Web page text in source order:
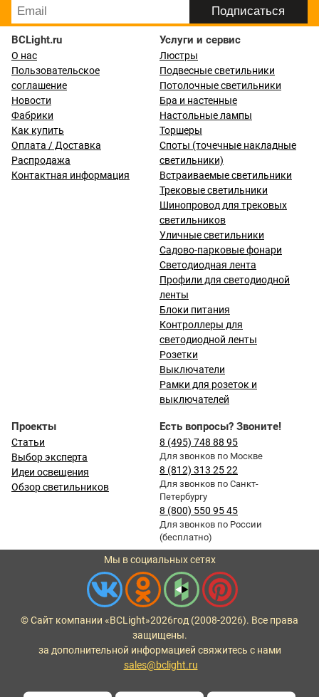
BCLight.ru
О нас
Пользовательское
соглашение
Новости
Фабрики
Как купить
Оплата / Доставка
Распродажа
Контактная информация
Услуги и сервис
Люстры
Подвесные светильники
Потолочные светильники
Бра и настенные
Настольные лампы
Торшеры
Споты (точечные накладные
светильники)
Встраиваемые светильники
Трековые светильники
Шинопровод для трековых
светильников
Уличные светильники
Садово-парковые фонари
Светодиодная лента
Профили для светодиодной
ленты
Блоки питания
Контроллеры для
светодиодной ленты
Розетки
Выключатели
Рамки для розеток и
выключателей
Проекты
Статьи
Выбор эксперта
Идеи освещения
Обзор светильников
Есть вопросы? Звоните!
8 (495) 748 88 95
Для звонков по Москве
8 (812) 313 25 22
Для звонков по Санкт-
Петербургу
8 (800) 550 95 45
Для звонков по России
(бесплатно)
Мы в социальных сетях
© Сайт компании «BCLight»2026год (2008-2026). Все права
защищены.
за дополнительной информацией свяжитесь с нами
sales@bclight.ru